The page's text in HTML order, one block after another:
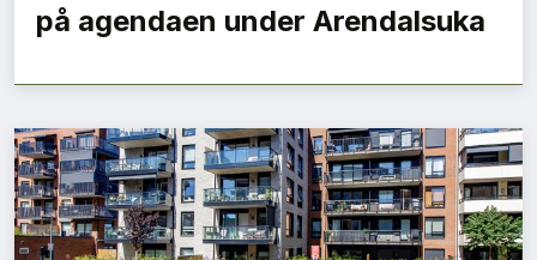
på agendaen under Arendalsuka